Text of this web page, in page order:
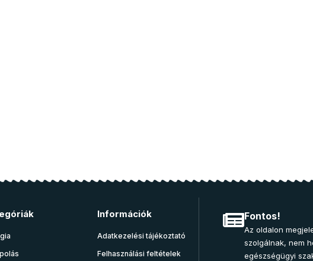
Információk
Adatkezelési tájékoztató
Felhasználási feltételek
Fontos!
Az oldalon
szolgálnak, nem
egészségügyi